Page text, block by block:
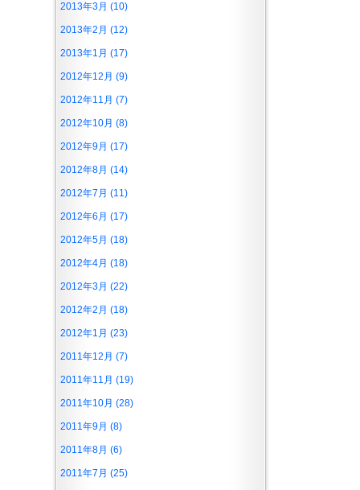
2013年3月 (10)
2013年2月 (12)
2013年1月 (17)
2012年12月 (9)
2012年11月 (7)
2012年10月 (8)
2012年9月 (17)
2012年8月 (14)
2012年7月 (11)
2012年6月 (17)
2012年5月 (18)
2012年4月 (18)
2012年3月 (22)
2012年2月 (18)
2012年1月 (23)
2011年12月 (7)
2011年11月 (19)
2011年10月 (28)
2011年9月 (8)
2011年8月 (6)
2011年7月 (25)